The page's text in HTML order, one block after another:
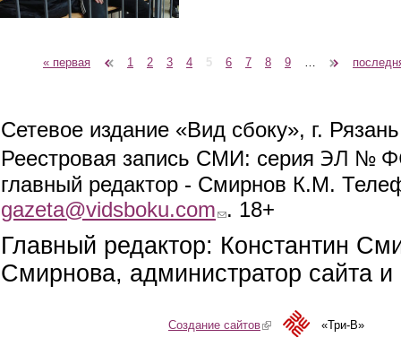
Страницы
« первая 1 2 3 4 5 6 7 8 9 …
Сетевое издание «Вид сбоку», г.
Реестровая запись СМИ: серия ЭЛ №
главный редактор - Смирнов К.М.
gazeta@vidsboku.com (link sends e-mail)
. 18+
Главный редактор: Константин
Смирнова, администратор сайта
Создание сайтов(link is external)«Три-В»